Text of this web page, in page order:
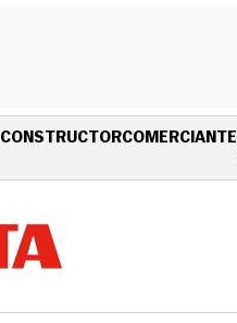
CONSTRUCTORCOMERCIANTE